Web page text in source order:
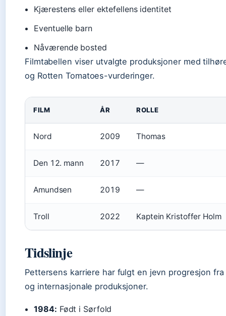
Kjærestens eller ektefellens identitet
Eventuelle barn
Nåværende bosted
Filmtabellen viser utvalgte produksjoner med
og Rotten Tomatoes-vurderinger.
FILM ÅR ROLLE
Nord 2009 Thomas
Den 12. mann 2017 —
Amundsen 2019 —
Troll 2022 Kaptein Kristoffer Holm
Tidslinje
Pettersens karriere har fulgt en jevn progresjon
og internasjonale produksjoner.
1984: Født i Sørfold